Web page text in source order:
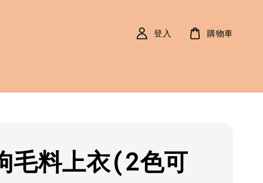
登入 購物車
毛料上衣(2色可